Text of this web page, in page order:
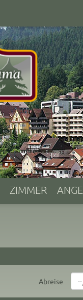
ZIMMER
Abreise